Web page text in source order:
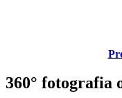
360° fotografia